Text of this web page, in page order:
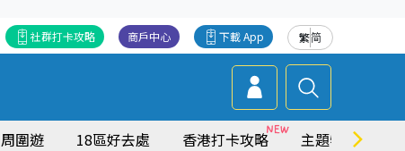
繁简
下載 App
商戶中心
社群打卡攻略
周圍遊 18區好去處 香港打卡攻略 主題特集